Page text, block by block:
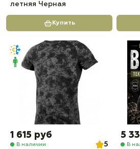
летняя Черная
Купить
1 615 руб
В наличии
5
5
В